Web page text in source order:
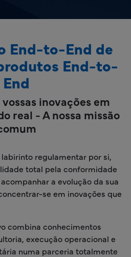
End-to-End de
End-to-
End
inovações em
real - A nossa missão
regulamentar por si,
total pela conformidade
a evolução da sua
se em inovações que
combina conhecimentos
execução operacional e
numa parceria totalmente